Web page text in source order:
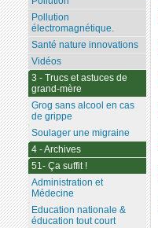
Pollution
électromagnétique.
Santé nature innovations
Vidéos
3 - Trucs et astuces de
grand-mère
Grog sans alcool en cas
de grippe
Soulager une migraine
4 - Archives
51- Ça suffit !
Administration et
Médecine
Education nationale &
éducation tout court